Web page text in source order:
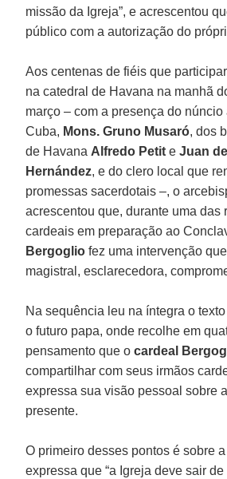
missão da Igreja”, e acrescentou
público com a autorização do
Aos centenas de fiéis que
na catedral de Havana na manhã
março – com a presença do
Cuba, Mons. Gruno Musaró, dos
de Havana Alfredo Petit eJuan
Hernández, e do clero local que
promessas sacerdotais –, o
acrescentou que, durante uma das
cardeais em preparação ao
Bergoglio fez uma intervenção
magistral, esclarecedora,
Na sequência leu na íntegra o
o futuro papa, onde recolhe em
pensamento que ocardeal
compartilhar com seus irmãos
expressa sua visão pessoal sobre
presente.
O primeiro desses pontos é sobre
expressa que “a Igreja deve sair